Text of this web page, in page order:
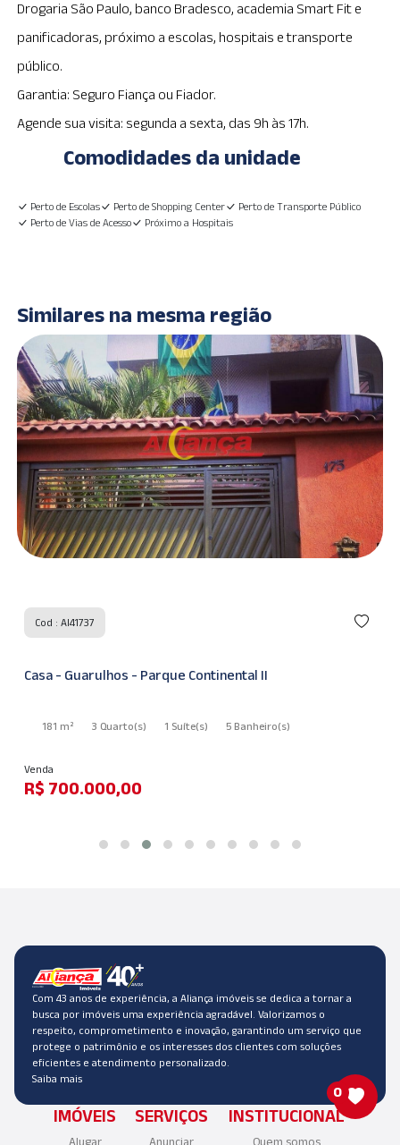
Drogaria São Paulo, banco Bradesco, academia Smart Fit e
panificadoras, próximo a escolas, hospitais e transporte
público.
Garantia: Seguro Fiança ou Fiador.
Agende sua visita: segunda a sexta, das 9h às 17h.
Comodidades da unidade
Perto de Escolas Perto de Shopping Center
Perto de Transporte Público
Perto de Vias de Acesso
Próximo a Hospitais
Similares na mesma região
Cod : AI41737
Casa - Guarulhos - Parque Continental II
181 m² 3 Quarto(s) 1 Suíte(s) 5 Banheiro(s)
Venda
R$ 700.000,00
Com 43 anos de experiência, a Aliança imóveis se dedica a tornar a
busca por imóveis uma experiência agradável. Valorizamos o
respeito, comprometimento e inovação, garantindo um serviço que
protege o patrimônio e os interesses dos clientes com soluções
eficientes e atendimento personalizado.
Saiba mais
IMÓVEIS
Alugar
SERVIÇOS
Anunciar
INSTITUCIONAL
Quem somos
0